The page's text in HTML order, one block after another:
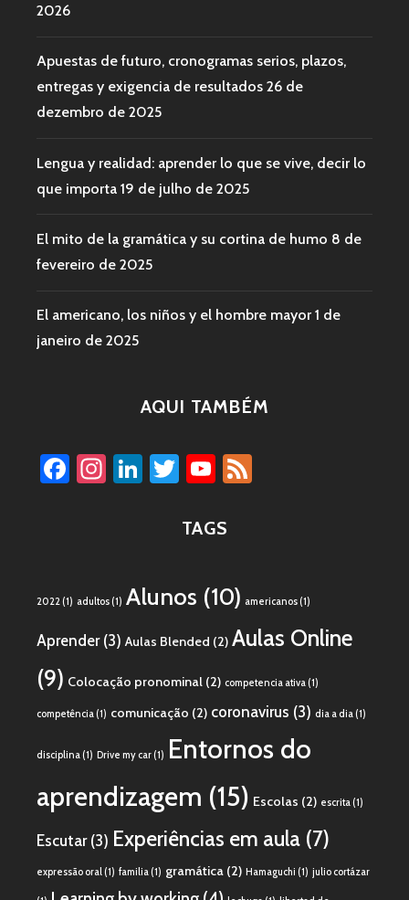
2026
Apuestas de futuro, cronogramas serios, plazos,
entregas y exigencia de resultados 26 de
dezembro de 2025
Lengua y realidad: aprender lo que se vive, decir lo
que importa 19 de julho de 2025
El mito de la gramática y su cortina de humo 8 de
fevereiro de 2025
El americano, los niños y el hombre mayor 1 de
janeiro de 2025
AQUI TAMBÉM
Facebook
Instagram
LinkedIn
TwitterYouTube
TAGS
2022(1) adultos(1) Alunos (10) americanos(1)
Aprender(3) Aulas Blended (2) Aulas Online
(9) Colocação pronominal (2) competencia ativa(1)
competência(1) comunicação (2) coronavirus (3) dia a dia(1)
disciplina(1) Drive my car(1) Entornos do
aprendizagem (15) Escolas (2) escrita(1)
Escutar(3) Experiências em aula (7)
expressão oral(1) familia(1) gramática (2) Hamaguchi (1) julio cortázar